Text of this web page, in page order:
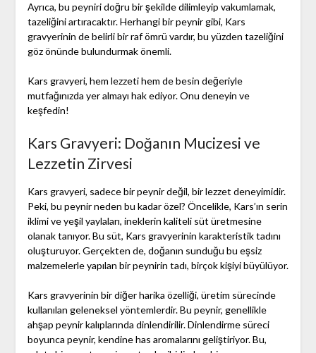
Ayrıca, bu peyniri doğru bir şekilde dilimleyip vakumlamak,
tazeliğini artıracaktır. Herhangi bir peynir gibi, Kars
gravyerinin de belirli bir raf ömrü vardır, bu yüzden tazeliğini
göz önünde bulundurmak önemli.
Kars gravyeri, hem lezzeti hem de besin değeriyle
mutfağınızda yer almayı hak ediyor. Onu deneyin ve
keşfedin!
Kars Gravyeri: Doğanın Mucizesi ve
Lezzetin Zirvesi
Kars gravyeri, sadece bir peynir değil, bir lezzet deneyimidir.
Peki, bu peynir neden bu kadar özel? Öncelikle, Kars’ın serin
iklimi ve yeşil yaylaları, ineklerin kaliteli süt üretmesine
olanak tanıyor. Bu süt, Kars gravyerinin karakteristik tadını
oluşturuyor. Gerçekten de, doğanın sunduğu bu eşsiz
malzemelerle yapılan bir peynirin tadı, birçok kişiyi büyülüyor.
Kars gravyerinin bir diğer harika özelliği, üretim sürecinde
kullanılan geleneksel yöntemlerdir. Bu peynir, genellikle
ahşap peynir kalıplarında dinlendirilir. Dinlendirme süreci
boyunca peynir, kendine has aromalarını geliştiriyor. Bu,